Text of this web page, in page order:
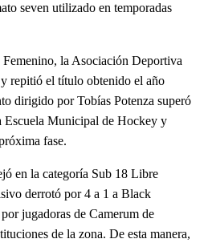
seven utilizado en temporadas
la Asociación Deportiva
repitió el título obtenido el año
dirigido por Tobías Potenza superó
Escuela Municipal de Hockey y
fase.
en la categoría Sub 18 Libre
derrotó por 4 a 1 a Black
jugadoras de Camerum de
de la zona. De esta manera,